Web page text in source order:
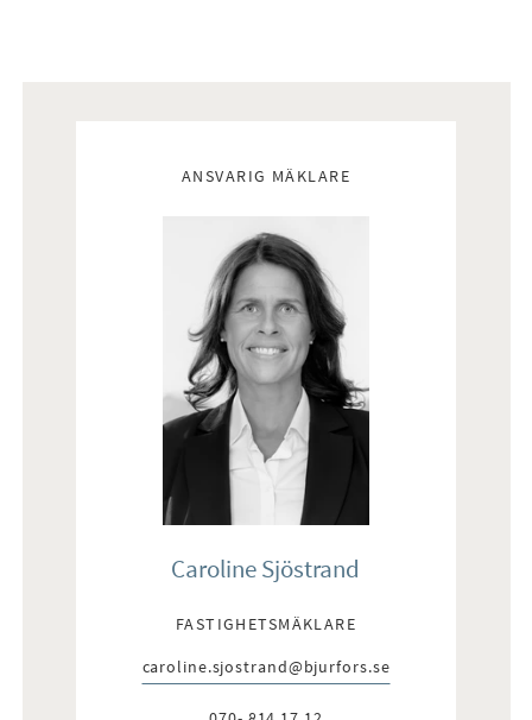
ANSVARIG MÄKLARE
Caroline Sjöstrand
FASTIGHETSMÄKLARE
E-post:
caroline.sjostrand@bjurfors.se